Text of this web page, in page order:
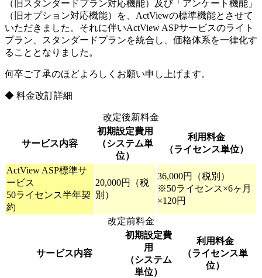
（旧スタンダードプラン対応機能）及び「アンケート機能」
（旧オプション対応機能）を、ActViewの標準機能とさせて
いただきました。それに伴いActView ASPサービスのライト
プラン、スタンダードプランを統合し、価格体系を一律化す
ることとなりました。
何卒ご了承のほどよろしくお願い申し上げます。
◆ 料金改訂詳細
改定後新料金
サービス内容
初期設定費用
（システム単
位）
利用料金
（ライセンス単位）
ActView ASP標準サ
ービス
50ライセンス半年契
約
20,000円（税
別）
36,000円（税別）
※50ライセンス×6ヶ月
×120円
改定前料金
サービス内容
初期設定費
用
（システム
単位）
利用料金
（ライセンス単
位）